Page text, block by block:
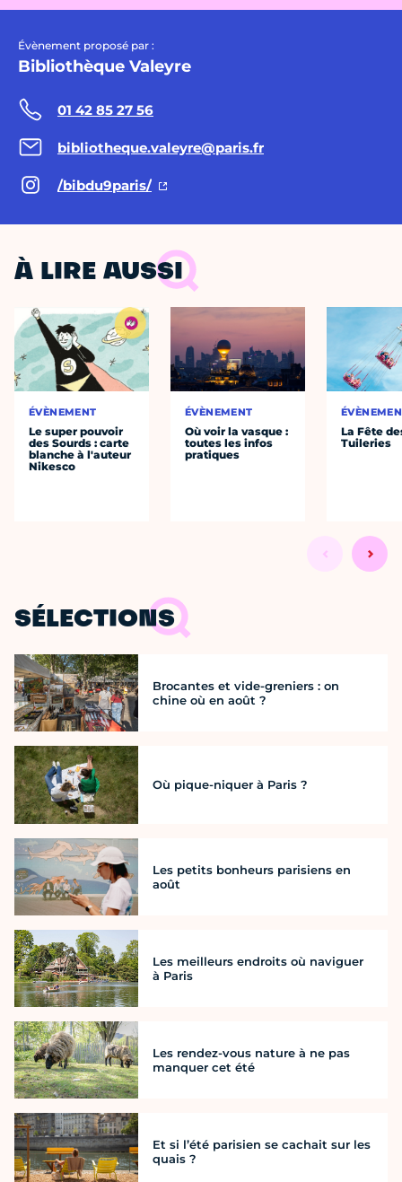
Évènement proposé par :
Bibliothèque Valeyre
01 42 85 27 56
bibliotheque.valeyre@paris.fr
/bibdu9paris/
À LIRE AUSSI
ÉVÈNEMENT
Le super pouvoir
des Sourds : carte
blanche à l'auteur
Nikesco
ÉVÈNEMENT
Où voir la vasque :
toutes les infos
pratiques
La Fête
Tuileries
SÉLECTIONS
Brocantes et vide-greniers : on
chine où en août ?
Où pique-niquer à Paris ?
Les petits bonheurs parisiens en
août
Les meilleurs endroits où naviguer
à Paris
Les rendez-vous nature à ne pas
manquer cet été
Et si l’été parisien se cachait sur les
quais ?